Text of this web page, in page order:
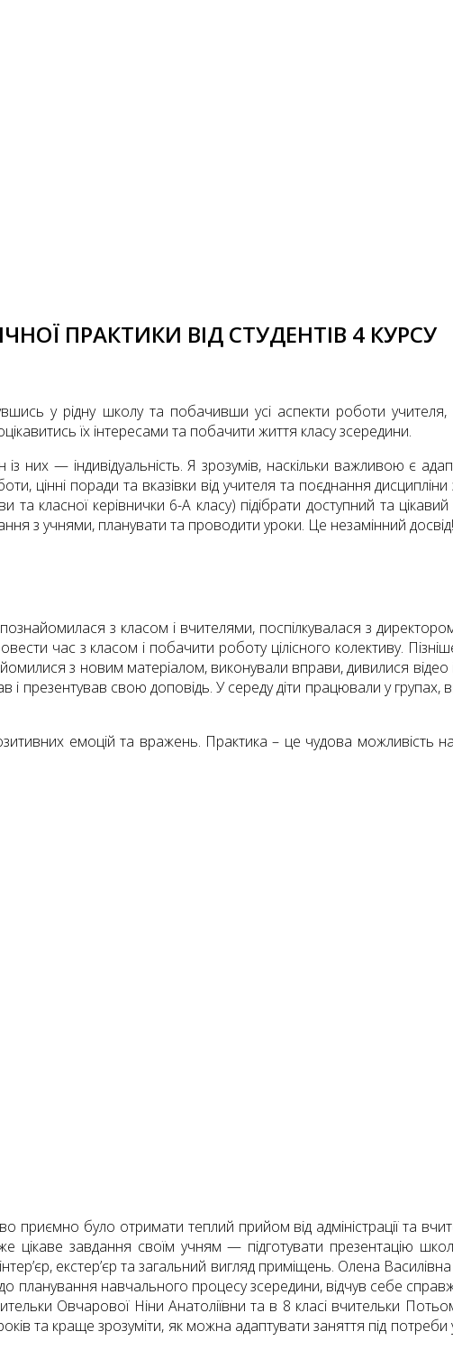
ПРАКТИКИ ВІД СТУДЕНТІВ 4 КУРСУ
у рідну школу та побачивши усі аспекти роботи учителя,
їх інтересами та побачити життя класу зсередини.
них — індивідуальність. Я зрозумів, наскільки важливою є
цінні поради та вказівки від учителя та поєднання
класної керівнички 6-А класу) підібрати доступний та
з учнями, планувати та проводити уроки. Це незамінний досвід!
з класом і вчителями, поспілкувалася з
час з класом і побачити роботу цілісного колективу.
з новим матеріалом, виконували вправи, дивилися відео і
і презентував свою доповідь. У середу діти працювали у
емоцій та вражень. Практика – це чудова можливість
приємно було отримати теплий прийом від адміністрації та
цікаве завдання своїм учням — підготувати презентацію
екстер’єр та загальний вигляд приміщень. Олена
планування навчального процесу зсередини, відчув себе
Овчарової Ніни Анатоліївни та в 8 класі вчительки
та краще зрозуміти, як можна адаптувати заняття під потреби